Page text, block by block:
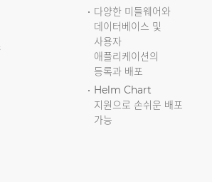
다양한 미들웨어와
데이터베이스 및
사용자
애플리케이션의
등록과 배포
Helm Chart
지원으로 손쉬운 배포
가능